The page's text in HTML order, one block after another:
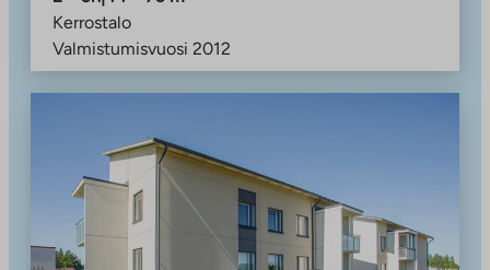
Kerrostalo
Valmistumisvuosi 2012